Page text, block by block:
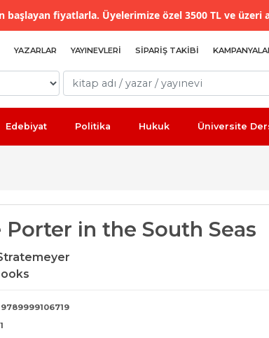
başlayan fiyatlarla. Üyelerimize özel 3500 TL ve üzeri
YAZARLAR YAYINEVLERI SIPARIŞ TAKIBI
Edebiyat Politika Hukuk Üniversite
Porter in the South Seas
9789999106719